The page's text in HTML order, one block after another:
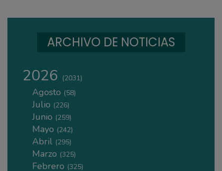
ARCHIVO DE NOTICIAS
2026 (2031)
Agosto (58)
Julio (226)
Junio (259)
Mayo (242)
Abril (295)
Marzo (325)
Febrero (325)